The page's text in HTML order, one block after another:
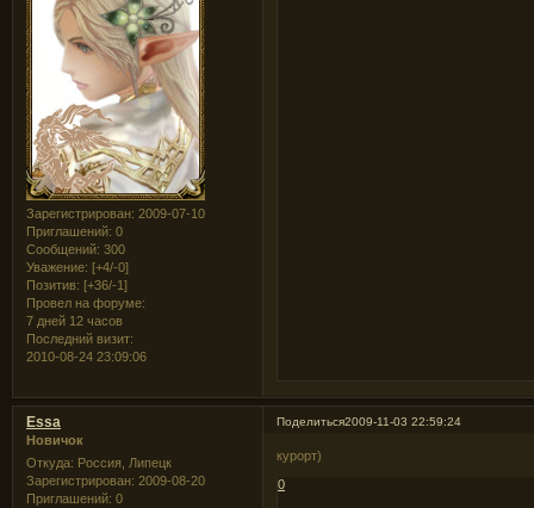
Зарегистрирован: 2009-07-10
Приглашений: 0
Сообщений: 300
Уважение: [+4/-0]
Позитив: [+36/-1]
Провел на форуме:
7 дней 12 часов
Последний визит:
2010-08-24 23:09:06
Поделиться2009-11-03 22:59:24
Essa
Новичок
Откуда: Россия, Липецк
Зарегистрирован: 2009-08-20
Приглашений: 0
курорт)
0